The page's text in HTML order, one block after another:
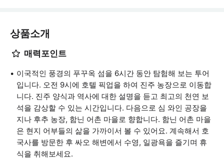
상품소개
매력포인트
이국적인 풍경의 푸꾸옥 섬을 6시간 동안 탐험해 보는 투어
입니다. 오전 9시에 호텔 픽업을 하여 진주 농장으로 이동합
니다. 진주 양식과 역사에 대한 설명을 듣고 최고의 천연 보
석을 감상할 수 있는 시간입니다. 다음으로 심 와인 공장을
지나 후추 농장, 함닌 어촌 마을로 향합니다. 함닌 어촌 마을
은 현지 어부들의 삶을 가까이서 볼 수 있어요. 계속해서 호
국사를 방문한 후 싸오 해변에서 수영, 일광욕을 즐기며 휴
식을 취해보세요.